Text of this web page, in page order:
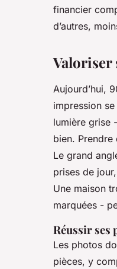
financier
d’autres,
Valoriser
Aujourd’hui,
impression
lumière grise
bien.
Le grand
prises de
Une maison
marquées -
Réussir ses
Les photos
pièces, y